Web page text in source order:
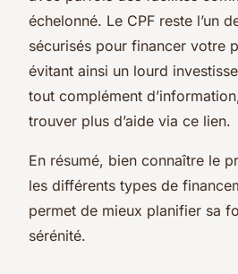
échelonné. Le CPF reste l’un
sécurisés pour financer votre
évitant ainsi un lourd
tout complément
trouver plus d’aide via ce lien.
En résumé, bien connaître le
les différents types de
permet de mieux planifier sa
sérénité.